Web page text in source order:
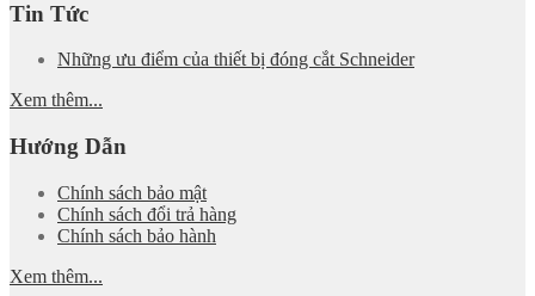
Tin Tức
Những ưu điểm của thiết bị đóng cắt Schneider
Xem thêm...
Hướng Dẫn
Chính sách bảo mật
Chính sách đổi trả hàng
Chính sách bảo hành
Xem thêm...